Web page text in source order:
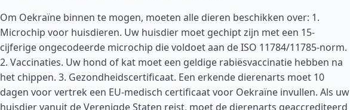
Om Oekraïne binnen te mogen, moeten alle dieren beschikken over: 1.
Microchip voor huisdieren. Uw huisdier moet gechipt zijn met een 15-
cijferige ongecodeerde microchip die voldoet aan de ISO 11784/11785-norm.
2. Vaccinaties. Uw hond of kat moet een geldige rabiësvaccinatie hebben na
het chippen. 3. Gezondheidscertificaat. Een erkende dierenarts moet 10
dagen voor vertrek een EU-medisch certificaat voor Oekraïne invullen. Als uw
huisdier vanuit deVerenigde Staten reist, moet de dierenarts geaccrediteerd